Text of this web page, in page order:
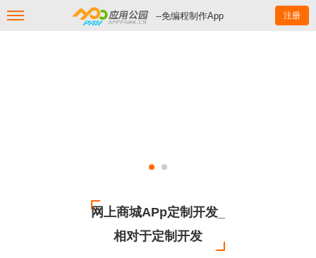
--免编程制作App 注册
网上商城APp定制开发_
相对于定制开发